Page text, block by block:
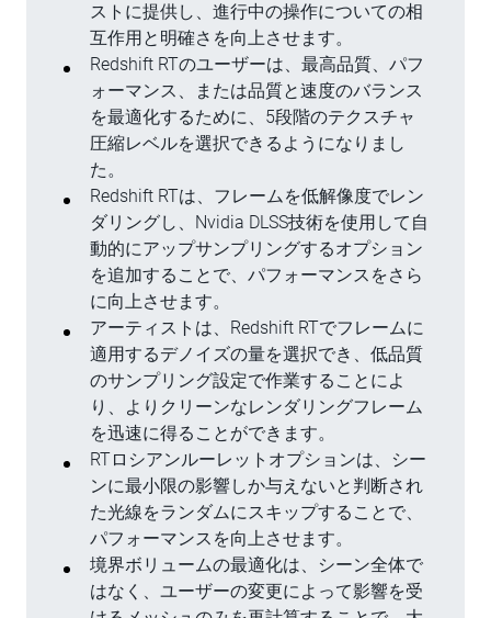
ストに提供し、進行中の操作についての相
互作用と明確さを向上させます。
Redshift RTのユーザーは、最高品質、パフ
ォーマンス、または品質と速度のバランス
を最適化するために、5段階のテクスチャ
圧縮レベルを選択できるようになりまし
た。
Redshift RTは、フレームを低解像度でレン
ダリングし、Nvidia DLSS技術を使用して自
動的にアップサンプリングするオプション
を追加することで、パフォーマンスをさら
に向上させます。
アーティストは、Redshift RTでフレームに
適用するデノイズの量を選択でき、低品質
のサンプリング設定で作業することによ
り、よりクリーンなレンダリングフレーム
を迅速に得ることができます。
RTロシアンルーレットオプションは、シー
ンに最小限の影響しか与えないと判断され
た光線をランダムにスキップすることで、
パフォーマンスを向上させます。
境界ボリュームの最適化は、シーン全体で
はなく、ユーザーの変更によって影響を受